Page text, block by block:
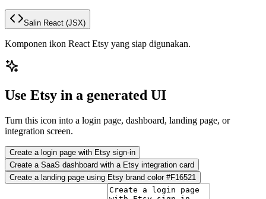
Salin React (JSX)
Komponen ikon React Etsy yang siap digunakan.
Use Etsy in a generated UI
Turn this icon into a login page, dashboard, landing page, or
integration screen.
Create a login page with Etsy sign-in
Create a SaaS dashboard with a Etsy integration card
Create a landing page using Etsy brand color #F16521